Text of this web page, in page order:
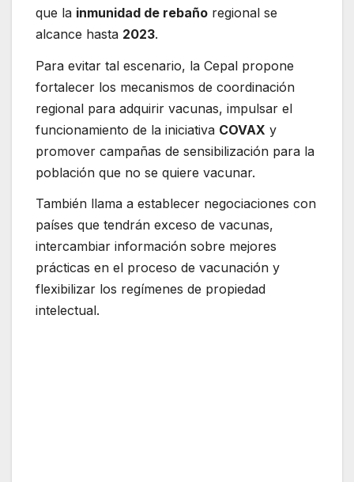
que la inmunidad de rebaño regional se
alcance hasta 2023.
Para evitar tal escenario, la Cepal propone
fortalecer los mecanismos de coordinación
regional para adquirir vacunas, impulsar el
funcionamiento de la iniciativa COVAX y
promover campañas de sensibilización para la
población que no se quiere vacunar.
También llama a establecer negociaciones con
países que tendrán exceso de vacunas,
intercambiar información sobre mejores
prácticas en el proceso de vacunación y
flexibilizar los regímenes de propiedad
intelectual.